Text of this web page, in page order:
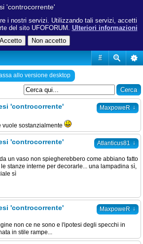
i nostri servizi. Utilizzando tali servizi, accetti
del sito UFOFORUM. Ulteriori informazioni
#
'controcorrente'
allo versione desktop
MaxpoweR ↓
'controcorrente'
sostanzialmente
Atlanticus81 ↓
'controcorrente'
un vaso non spiegherebbero come abbiano fatto
stanze interne per decorarle... una lampadina sì,
sì
MaxpoweR ↓
'controcorrente'
non ce ne sono e l'ipotesi degli specchi in
in stile rampe...